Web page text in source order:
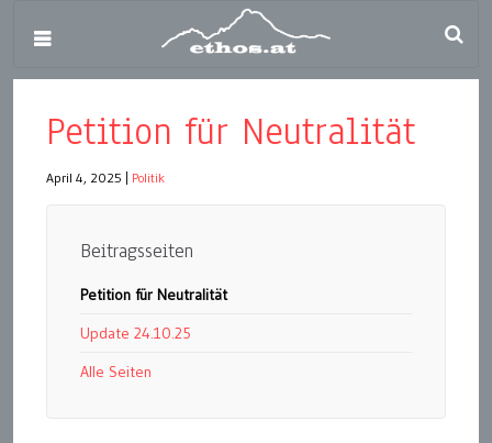
Petition für Neutralität
April 4, 2025 Politik
Beitragsseiten
Petition für Neutralität
Update 24.10.25
Alle Seiten